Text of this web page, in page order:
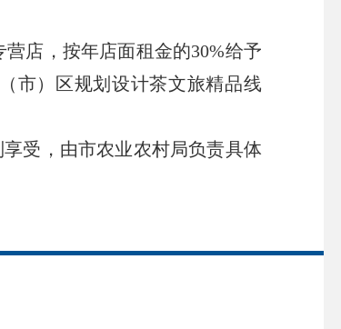
店，按年店面租金的30%给予
市）区规划设计茶文旅精品线
受，由市农业农村局负责具体